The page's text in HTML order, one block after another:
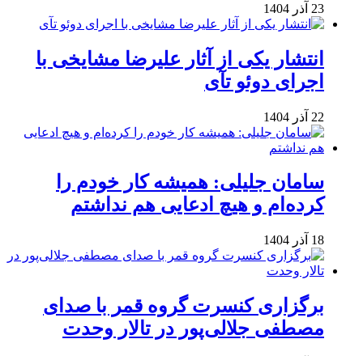
23 آذر 1404
انتشار یکی از آثار علیرضا مشایخی با
اجرای دوئو تآی
22 آذر 1404
سامان جلیلی: همیشه کار خودم را
کرده‌ام و هیچ ادعایی هم نداشتم
18 آذر 1404
برگزاری کنسرت گروه قمر با صدای
مصطفی جلالی‌پور در تالار وحدت